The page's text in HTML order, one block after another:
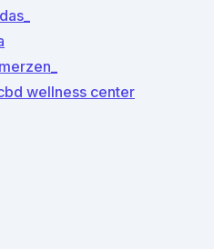
wellness center